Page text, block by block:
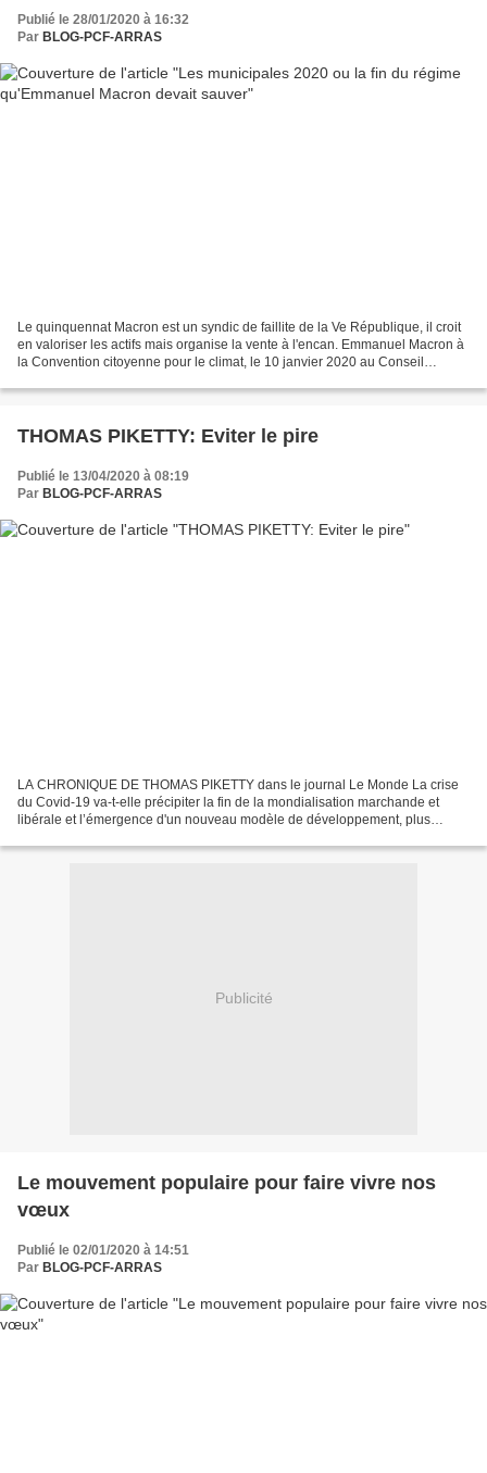
Publié le 28/01/2020 à 16:32
Par BLOG-PCF-ARRAS
Le quinquennat Macron est un syndic de faillite de la Ve République, il croit
en valoriser les actifs mais organise la vente à l'encan. Emmanuel Macron à
la Convention citoyenne pour le climat, le 10 janvier 2020 au Conseil
THOMAS PIKETTY: Eviter le pire
Publié le 13/04/2020 à 08:19
Par BLOG-PCF-ARRAS
LA CHRONIQUE DE THOMAS PIKETTY dans le journal Le Monde La crise
du Covid-19 va-t-elle précipiter la fin de la mondialisation marchande et
libérale et l’émergence d'un nouveau modèle de développement, plus
Publicité
Le mouvement populaire pour faire vivre nos
vœux
Publié le 02/01/2020 à 14:51
Par BLOG-PCF-ARRAS